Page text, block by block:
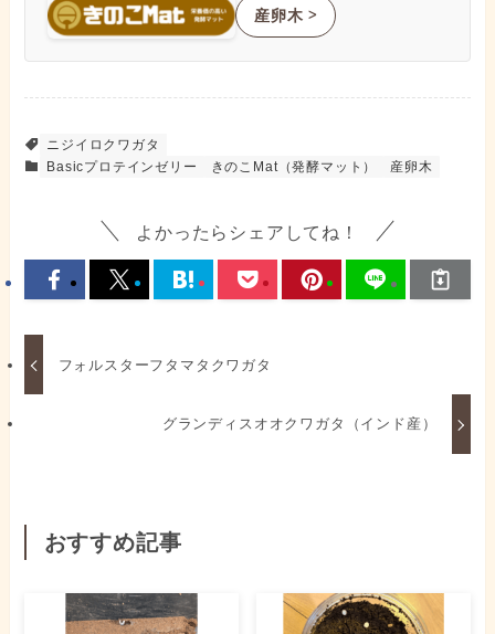
産卵木 ᐳ
ニジイロクワガタ
Basicプロテインゼリー
きのこMat（発酵マット） 産卵木
よかったらシェアしてね！
フォルスターフタマタクワガタ
グランディスオオクワガタ（インド産）
おすすめ記事